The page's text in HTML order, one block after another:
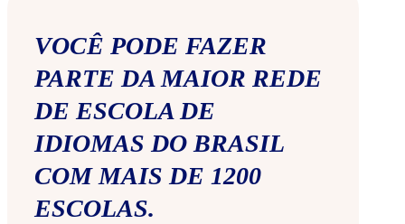
VOCÊ PODE FAZER
PARTE DA MAIOR REDE
DE ESCOLA DE
IDIOMAS DO BRASIL
COM MAIS DE 1200
ESCOLAS.